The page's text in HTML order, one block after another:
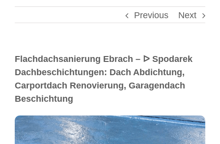
Previous Next
Flachdachsanierung Ebrach – ᐅ Spodarek
Dachbeschichtungen: Dach Abdichtung,
Carportdach Renovierung, Garagendach
Beschichtung